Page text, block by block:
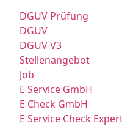
DGUV Prüfung
DGUV
DGUV V3
Stellenangebot
Job
E Service GmbH
E Check GmbH
E Service Check